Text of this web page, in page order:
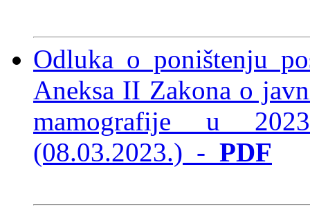
Odluka o poništenju
Aneksa II Zakona o
mamografije u
(08.03.2023.) - PDF